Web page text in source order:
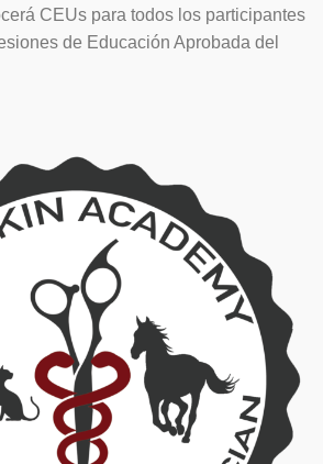
CEUs para todos los participantes
de Educación Aprobada del